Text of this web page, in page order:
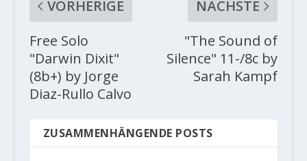
VORHERIGE
Free Solo
"Darwin Dixit"
(8b+) by Jorge
Diaz-Rullo Calvo
NÄCHSTE
"The Sound of
Silence" 11-/8c by
Sarah Kampf
ZUSAMMENHÄNGENDE POSTS